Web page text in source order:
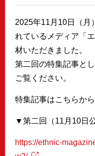
2025年11月10日（月
れているメディア「
材いただきました。
第二回の特集記事と
ご覧ください。
特集記事はこちらから
▼第二回（11月10日公
https://ethnic-